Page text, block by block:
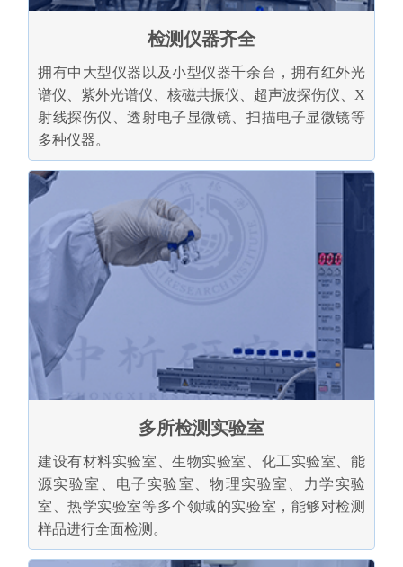
检测仪器齐全
拥有中大型仪器以及小型仪器千余台，拥有红外光
谱仪、紫外光谱仪、核磁共振仪、超声波探伤仪、X
射线探伤仪、透射电子显微镜、扫描电子显微镜等
多种仪器。
多所检测实验室
建设有材料实验室、生物实验室、化工实验室、能
源实验室、电子实验室、物理实验室、力学实验
室、热学实验室等多个领域的实验室，能够对检测
样品进行全面检测。